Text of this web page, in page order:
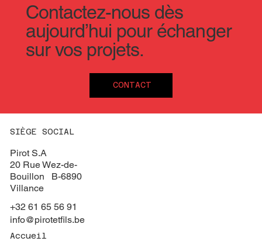
Contactez-nous dès
aujourd’hui pour échanger
sur vos projets.
CONTACT
SIÈGE SOCIAL
Pirot S.A
20 Rue Wez-de-
Bouillon B-6890
Villance
+32 61 65 56 91
info@pirotetfils.be
Accueil